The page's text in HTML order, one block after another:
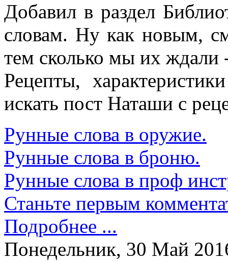
Добавил в раздел
словам. Ну как новым,
тем сколько мы их ждали
Рецепты,
искать пост Наташи с
Рунные слова в оружие.
Рунные слова в броню.
Рунные слова в проф
Станьте первым
Подробнее ...
Понедельник, 30 Май